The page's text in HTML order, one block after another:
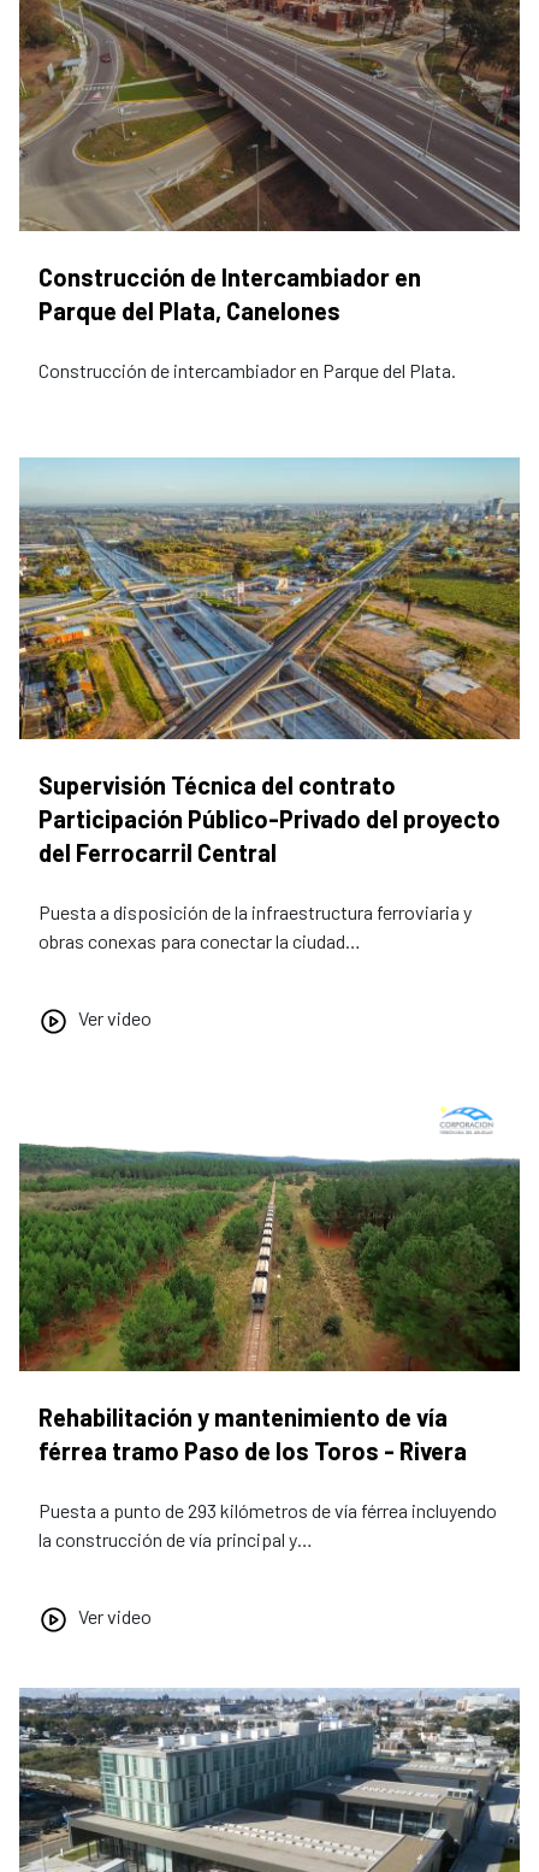
Construcción de Intercambiador en
Parque del Plata, Canelones
Construcción de intercambiador en Parque del Plata.
Supervisión Técnica del contrato
Participación Público-Privado del proyecto
del Ferrocarril Central
Puesta a disposición de la infraestructura ferroviaria y
obras conexas para conectar la ciudad…
Ver video
Rehabilitación y mantenimiento de vía
férrea tramo Paso de los Toros - Rivera
Puesta a punto de 293 kilómetros de vía férrea incluyendo
la construcción de vía principal y…
Ver video